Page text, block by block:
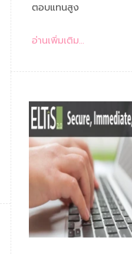
ตอบแทนสูง
อ่านเพิ่มเติม...